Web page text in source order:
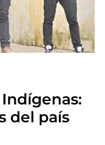
del país